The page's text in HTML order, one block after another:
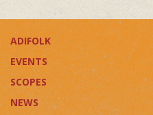
ADIFOLK
EVENTS
SCOPES
NEWS